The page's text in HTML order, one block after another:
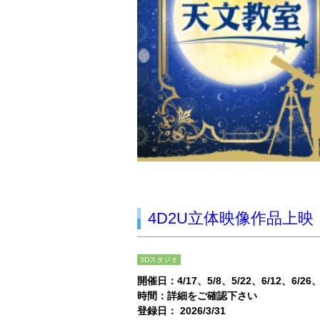
4D2U立体映像作品上映
3Dスタジオ
開催日： 4/17 5/8 5/22 6/12
6/26
時間：詳細をご確認下さい
登録日： 2026/3/31